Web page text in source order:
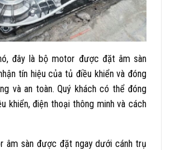
đây là bộ motor được đặt âm sàn
tín hiệu của tủ điều khiển và đóng
và an toàn. Quý khách có thể đóng
khiển, điện thoại thông minh và cách
âm sàn được đặt ngay dưới cánh trụ